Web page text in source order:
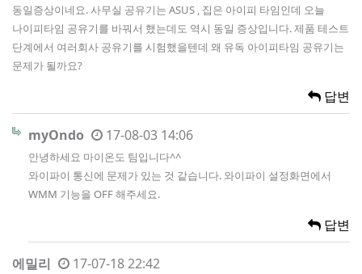
동일증상이네요. 사무실 공유기는 ASUS , 집은 아이피 타임인데 오늘
나이피타임 공유기를 바꿔서 했는데도 역시 동일 증상입니다. 제품 테스트
단계에서 여러회사 공유기를 시험했을텐데 왜 유독 아이피타임 공유기는
문제가 될까요?
답변
myOndo 17-08-03 14:06
안녕하세요 마이온도 팀입니다^^
와이파이 통신에 문제가 있는 것 같습니다. 와이파이 설정화면에서
WMM 기능을 OFF 해주세요.
답변
에밀리 17-07-18 22:42